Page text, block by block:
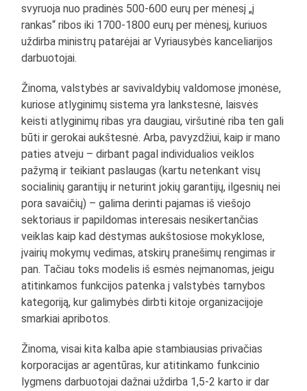
svyruoja nuo pradinės 500-600 eurų per mėnesį „į
rankas“ ribos iki 1700-1800 eurų per mėnesį, kuriuos
uždirba ministrų patarėjai ar Vyriausybės kanceliarijos
darbuotojai.
Žinoma, valstybės ar savivaldybių valdomose įmonėse,
kuriose atlyginimų sistema yra lankstesnė, laisvės
keisti atlyginimų ribas yra daugiau, viršutinė riba ten gali
būti ir gerokai aukštesnė. Arba, pavyzdžiui, kaip ir mano
paties atveju – dirbant pagal individualios veiklos
pažymą ir teikiant paslaugas (kartu netenkant visų
socialinių garantijų ir neturint jokių garantijų, ilgesnių nei
pora savaičių) – galima derinti pajamas iš viešojo
sektoriaus ir papildomas interesais nesikertančias
veiklas kaip kad dėstymas aukštosiose mokyklose,
įvairių mokymų vedimas, atskirų pranešimų rengimas ir
pan. Tačiau toks modelis iš esmės neįmanomas, jeigu
atitinkamos funkcijos patenka į valstybės tarnybos
kategoriją, kur galimybės dirbti kitoje organizacijoje
smarkiai apribotos.
Žinoma, visai kita kalba apie stambiausias privačias
korporacijas ar agentūras, kur atitinkamo funkcinio
lygmens darbuotojai dažnai uždirba 1,5-2 karto ir dar